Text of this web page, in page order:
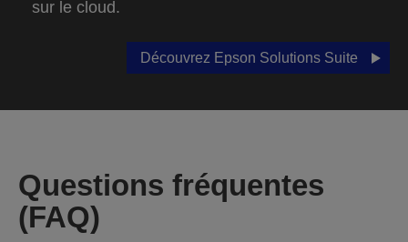
sur le cloud.
Découvrez Epson Solutions Suite
Questions fréquentes
(FAQ)